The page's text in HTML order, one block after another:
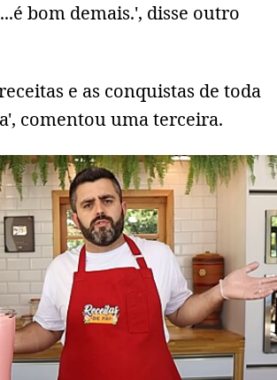
bom demais.', disse outro
e as conquistas de toda
comentou uma terceira.